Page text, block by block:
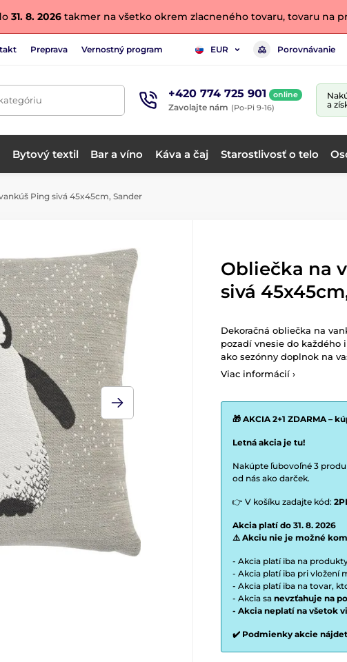
31. 8. 2026 takmer na všetko okrem zlacneného tovaru, tovaru na
Preprava Vernostný program EUR Porovnávanie
+420 774 725 901 online
Zavolajte nám (Po-Pi 9-16)
a
Bytový textil Bar a víno Káva a čaj Starostlivosť o telo
Ping sivá 45x45cm, Sander
Obliečka na
sivá
Dekoračná obliečka na
pozadí vnesie do
ako sezónny doplnok na
Viac informácií ›
🎁 AKCIA 2+1 ZDARMA –
Letná akcia je tu!
Nakúpte ľubovoľné 3
od nás ako darček.
👉 V košíku zadajte kód:
Akcia platí do 31. 8. 2026
⚠️ Akciu nie je možné
- Akcia platí iba na
- Akcia platí iba pri vložení
- Akcia platí iba na tovar,
- Akcia sa nevzťahuje na
- Akcia neplatí na všetok
✔️ Podmienky akcie